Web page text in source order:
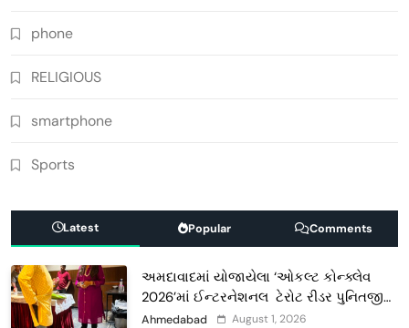
phone
RELIGIOUS
smartphone
Sports
Latest Popular Comments
અમદાવાદમાં યોજાયેલા ‘ઓકલ્ટ કોન્ક્લેવ
2026’માં ઈન્ટરનેશનલ ટેરોટ રીડર પુનિતજી
લુલ્લા એ ટેરોટ કાર્ડ રીડિંગ અંગે માહિતી આપી
Ahmedabad August 1, 2026